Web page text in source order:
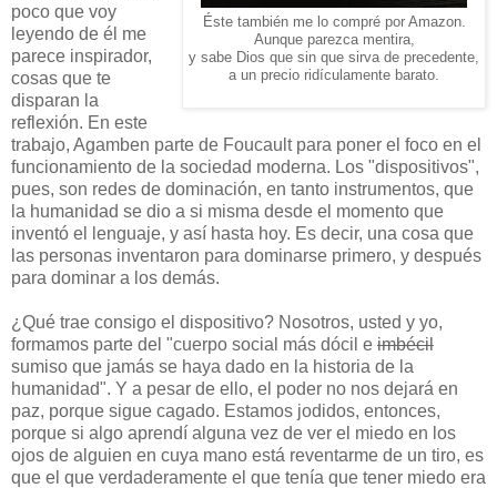
Éste también me lo compré por Amazon.
Aunque parezca mentira,
y sabe Dios que sin que sirva de precedente,
a un precio ridículamente barato.
poco que voy
leyendo de él me
parece inspirador,
cosas que te
disparan la
reflexión. En este
trabajo, Agamben parte de Foucault para poner el foco en el
funcionamiento de la sociedad moderna. Los "dispositivos",
pues, son redes de dominación, en tanto instrumentos, que
la humanidad se dio a si misma desde el momento que
inventó el lenguaje, y así hasta hoy. Es decir, una cosa que
las personas inventaron para dominarse primero, y después
para dominar a los demás.
¿Qué trae consigo el dispositivo? Nosotros, usted y yo,
formamos parte del "cuerpo social más dócil e imbécil
sumiso que jamás se haya dado en la historia de la
humanidad". Y a pesar de ello, el poder no nos dejará en
paz, porque sigue cagado. Estamos jodidos, entonces,
porque si algo aprendí alguna vez de ver el miedo en los
ojos de alguien en cuya mano está reventarme de un tiro, es
que el que verdaderamente el que tenía que tener miedo era